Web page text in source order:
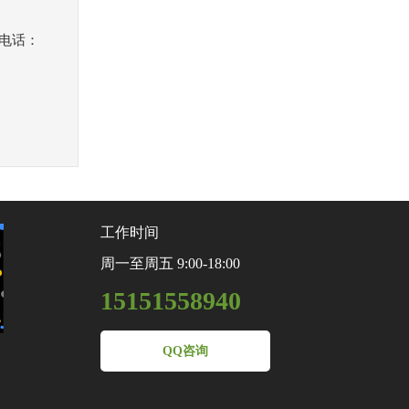
话：
工作时间
周一至周五 9:00-18:00
15151558940
QQ咨询